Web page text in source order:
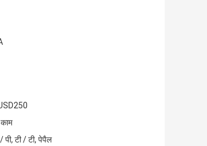
पी, टी / टी, पेपैल